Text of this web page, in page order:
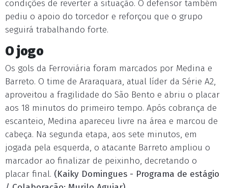
condições de reverter a situação. O defensor também
pediu o apoio do torcedor e reforçou que o grupo
seguirá trabalhando forte.
O jogo
Os gols da Ferroviária foram marcados por Medina e
Barreto. O time de Araraquara, atual líder da Série A2,
aproveitou a fragilidade do São Bento e abriu o placar
aos 18 minutos do primeiro tempo. Após cobrança de
escanteio, Medina apareceu livre na área e marcou de
cabeça. Na segunda etapa, aos sete minutos, em
jogada pela esquerda, o atacante Barreto ampliou o
marcador ao finalizar de peixinho, decretando o
placar final. (Kaiky Domingues - Programa de estágio